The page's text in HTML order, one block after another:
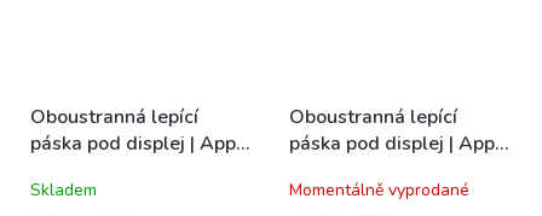
Oboustranná lepící
páska pod displej | Apple
Skladem
Oboustranná lepící
páska pod displej | Apple
Momentálně vyprodané